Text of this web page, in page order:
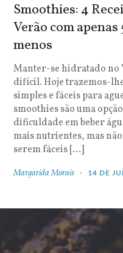
Smoothies: 4
Verão com
menos
Manter-se hidratado no
difícil. Hoje trazemos-
simples e fáceis para
smoothies são uma
dificuldade em beber
mais nutrientes, mas
serem fáceis […]
Margarida Morais 14 DE